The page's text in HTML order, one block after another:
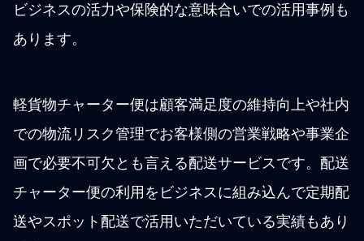
ビジネスの活力や保険的な意味合いでの活用事例も
あります。
軽貨物チャーター便は顧客満足度の維持向上や社内
での物流リスク管理でお客様側の営業戦略や事業企
画で必要不可欠とも言える配送サービスです。配送
チャーター便の利用をビジネスに組み込んで定期配
送やスポット配送で活用いただいている実績もあり